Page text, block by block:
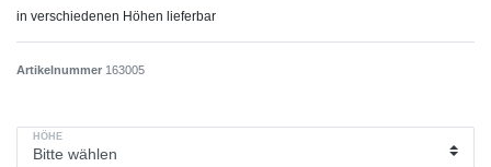
in verschiedenen Höhen lieferbar
Artikelnummer 163005
HÖHE